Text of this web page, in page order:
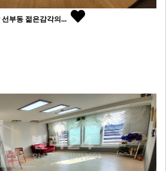
부동 젊은감각의...